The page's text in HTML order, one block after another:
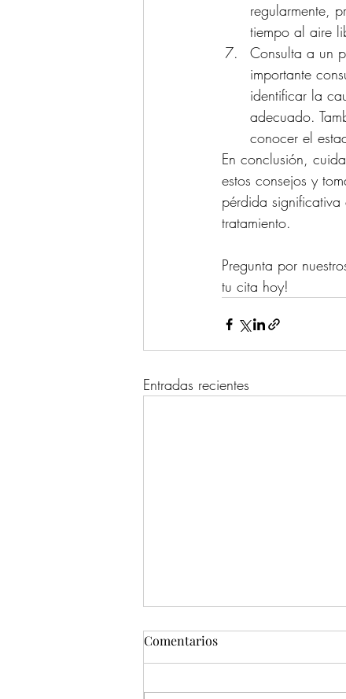
regularmente,
tiempo al aire
Consulta a un
importante
identificar la
adecuado.
conocer el
En conclusión,
estos consejos y
pérdida
tratamiento.
Pregunta por
tu cita hoy!
Entradas recientes
Comentarios